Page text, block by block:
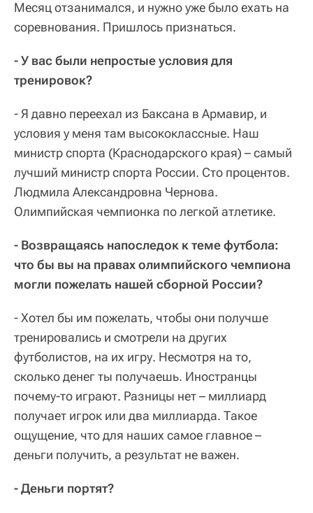
Месяц отзанимался, и нужно уже было ехать на
соревнования. Пришлось признаться.
- У вас были непростые условия для
тренировок?
- Я давно переехал из Баксана в Армавир, и
условия у меня там высококлассные. Наш
министр спорта (Краснодарского края) – самый
лучший министр спорта России. Сто процентов.
Людмила Александровна Чернова.
Олимпийская чемпионка по легкой атлетике.
- Возвращаясь напоследок к теме футбола:
что бы вы на правах олимпийского чемпиона
могли пожелать нашей сборной России?
- Хотел бы им пожелать, чтобы они получше
тренировались и смотрели на других
футболистов, на их игру. Несмотря на то,
сколько денег ты получаешь. Иностранцы
почему-то играют. Разницы нет – миллиард
получает игрок или два миллиарда. Такое
ощущение, что для наших самое главное –
деньги получить, а результат не важен.
- Деньги портят?